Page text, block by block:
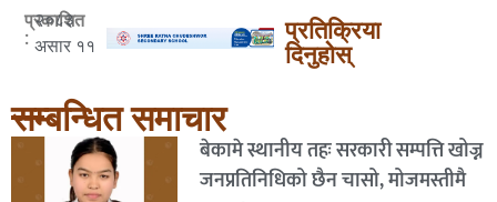
प्रकाशित
:
२०८३
असार ११
प्रतिक्रिया
दिनुहोस्
सम्बन्धित समाचार
बेकामे स्थानीय तहः सरकारी सम्पत्ति खोज्न
जनप्रतिनिधिको छैन चासो, मोजमस्तीमै